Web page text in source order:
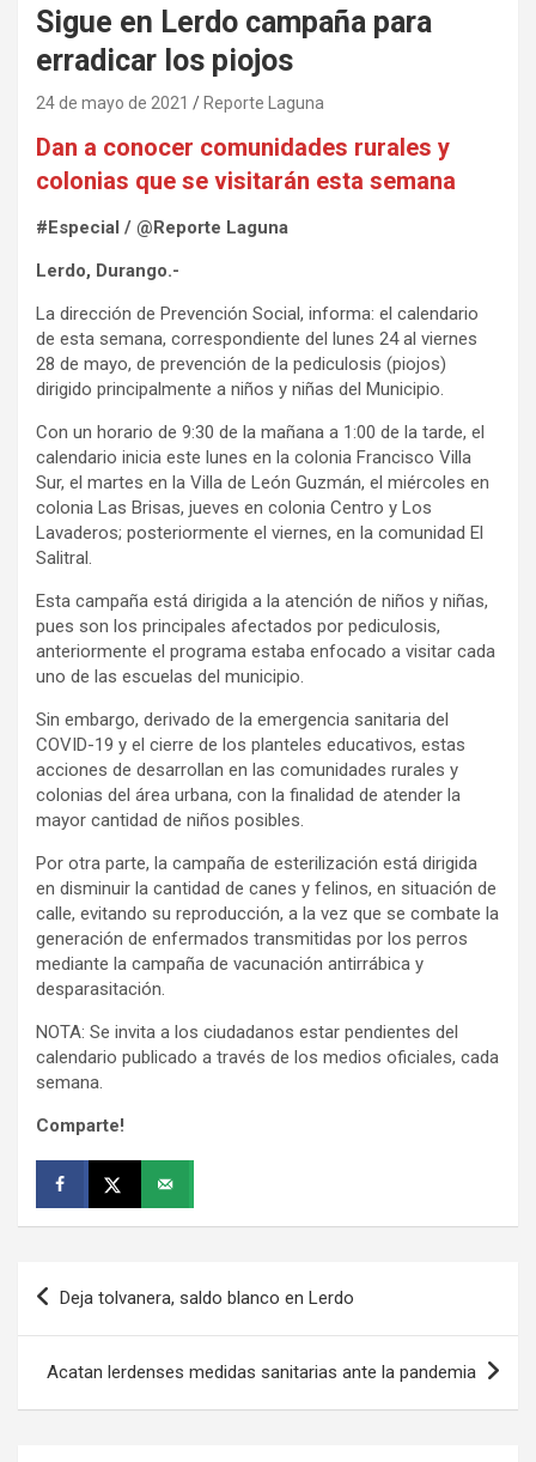
Sigue en Lerdo campaña para
erradicar los piojos
24 de mayo de 2021 Reporte Laguna
Dan a conocer comunidades rurales y
colonias que se visitarán esta semana
#Especial / @Reporte Laguna
Lerdo, Durango.-
La dirección de Prevención Social, informa: el calendario
de esta semana, correspondiente del lunes 24 al viernes
28 de mayo, de prevención de la pediculosis (piojos)
dirigido principalmente a niños y niñas del Municipio.
Con un horario de 9:30 de la mañana a 1:00 de la tarde, el
calendario inicia este lunes en la colonia Francisco Villa
Sur, el martes en la Villa de León Guzmán, el miércoles en
colonia Las Brisas, jueves en colonia Centro y Los
Lavaderos; posteriormente el viernes, en la comunidad El
Salitral.
Esta campaña está dirigida a la atención de niños y niñas,
pues son los principales afectados por pediculosis,
anteriormente el programa estaba enfocado a visitar cada
uno de las escuelas del municipio.
Sin embargo, derivado de la emergencia sanitaria del
COVID-19 y el cierre de los planteles educativos, estas
acciones de desarrollan en las comunidades rurales y
colonias del área urbana, con la finalidad de atender la
mayor cantidad de niños posibles.
Por otra parte, la campaña de esterilización está dirigida
en disminuir la cantidad de canes y felinos, en situación de
calle, evitando su reproducción, a la vez que se combate la
generación de enfermados transmitidas por los perros
mediante la campaña de vacunación antirrábica y
desparasitación.
NOTA: Se invita a los ciudadanos estar pendientes del
calendario publicado a través de los medios oficiales, cada
semana.
Comparte!
Navegación
Deja tolvanera, saldo blanco en Lerdo
Acatan lerdenses medidas sanitarias ante la pandemia